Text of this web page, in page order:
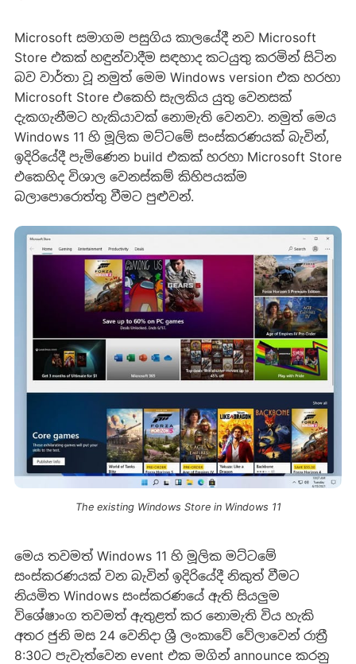
Microsoft සමාගම පසුගිය කාලයේදී නව Microsoft
Store එකක් හඳුන්වාදීම සඳහාද කටයුතු කරමින් සිටින
බව වාර්තා වූ නමුත් මෙම Windows version එක හරහා
Microsoft Store එකෙහි සැලකිය යුතු වෙනසක්
දැකගැනීමට හැකියාවක් නොමැති වෙනවා. නමුත් මෙය
Windows 11 හි මූලික මට්ටමේ සංස්කරණයක් බැවින්,
ඉදිරියේදී පැමිණෙන build එකක් හරහා Microsoft Store
එකෙහිද විශාල වෙනස්කම් කිහිපයක්ම
බලාපොරොත්තු වීමට පුළුවන්.
The existing Windows Store in Windows 11
මෙය තවමත් Windows 11 හි මූලික මට්ටමේ
සංස්කරණයක් වන බැවින් ඉදිරියේදී නිකුත් වීමට
නියමිත Windows සංස්කරණයේ ඇති සියලුම
විශේෂාංග තවමත් ඇතුළත් කර නොමැති විය හැකි
අතර ජුනි මස 24 වෙනිදා ශ්‍රී ලංකාවේ වේලාවෙන් රාත්‍රී
8:30ට පැවැත්වෙන event එක මගින් announce කරනු